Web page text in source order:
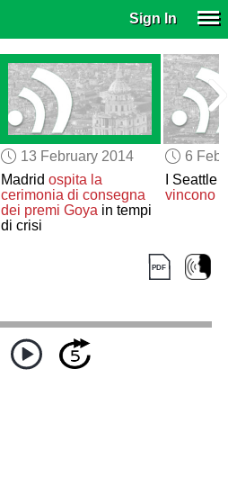
Sign In
13 February 2014
Madrid ospita la
cerimonia di consegna
dei premi Goyain tempi
di crisi
6
I Seattle
vinconoil